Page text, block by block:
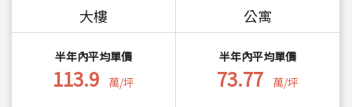
大樓
半年內平均單價
113.9 萬/坪
公寓
半年內平均單價
73.77 萬/坪